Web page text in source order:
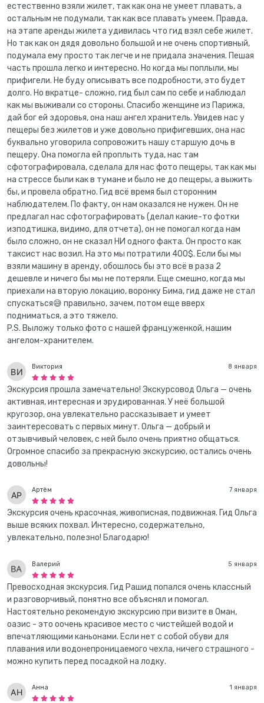
естественно взяли жилет, так как она не умеет плавать, а
остальным не подумали, так как все плавать умеем. Правда,
на этапе аренды жилета удивилась что гид взял себе жилет.
Но так как он дядя довольно большой и не очень спортивный,
подумала ему просто так легче и не придала значения. Пешая
часть прошла легко и интересно. Но когда мы поплыли, мы
прифигели. Не буду описывать все подробности, это будет
долго. Но вкратце- сложно, гид был сам по себе и наблюдал
как мы выживали со стороны. Спасибо женщине из Парижа,
дай бог ей здоровья, она наш ангел хранитель. Увидев нас у
пещеры без жилетов и уже довольно прифигевших, она нас
буквально уговорила сопровожить нашу старшую дочь в
пещеру. Она помогла ей проплыть туда, нас там
сфотографировала, сделала для нас фото пещеры, так как мы
на стрессе были как в тумане и было не до пещеры, а выжить
бы, и провела обратно. Гид всё время был сторонним
наблюдателем. По факту, он нам оказался не нужен. Он не
предлагал нас сфотографировать (делал какие-то фотки
изподтишка, видимо, для отчета), он не помогал когда нам
было сложно, он не сказал НИ одного факта. Он просто как
таксист нас возил. На это мы потратили 400$. Если бы мы
взяли машину в аренду, обошлось бы это всё в раза 2
дешевле и ничего бы мы не потеряли. Еще смешно, когда мы
приехали на вторую локацию, воронку Бима, гид даже не стал
спускаться😅 правильно, зачем, потом еще вверх
подниматься, а это тяжело.
P.S. Выложу только фото с нашей француженкой, нашим
ангелом-хранителем.
8 января
Виктория
Экскурсия прошла замечательно! Экскурсовод Ольга — очень
активная, интересная и эрудированная. У неё большой
кругозор, она увлекательно рассказывает и умеет
заинтересовать с первых минут. Ольга — добрый и
отзывчивый человек, с ней было очень приятно общаться.
Огромное спасибо за прекрасную экскурсию, остались очень
довольны!
7 января
Артём
Экскурсия очень красочная, живописная, подвижная. Гид Ольга
выше всяких похвал. Интересно, содержательно,
увлекательно, полезно! Благодарю!
5 января
Валерий
Превосходная экскурсия. Гид Рашид попался очень классный
и разговорчивый, понятно все объяснял и помогал.
Настоятельно рекомендую экскурсию при визите в Оман,
оазис - это оочень красивое место с чистейшей водой и
впечатляющими каньонами. Если нет с собой обуви для
плавания или водонепроницаемого чехла, ничего страшного -
можно купить перед посадкой на лодку.
1 января
Анна